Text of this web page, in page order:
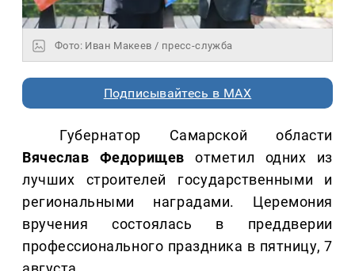
Фото: Иван Макеев / пресс-служба
Подписывайтесь в MAX
Губернатор Самарской области
Вячеслав Федорищев отметил одних из
лучших строителей государственными и
региональными наградами. Церемония
вручения состоялась в преддверии
профессионального праздника в пятницу, 7